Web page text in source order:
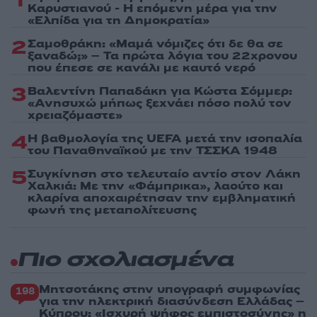
Καρυστιανού - Η επόμενη μέρα για την
«Ελπίδα για τη Δημοκρατία»
2Σαμοθράκη: «Μαμά νόμιζες ότι δε θα σε
ξαναδώ;» – Τα πρώτα λόγια του 22χρονου
που έπεσε σε κανάλι με καυτό νερό
3Βαλεντίνη Παπαδάκη για Κώστα Σόμμερ:
«Ανησυχώ μήπως ξεχνάει πόσο πολύ τον
χρειαζόμαστε»
4Η βαθμολογία της UEFA μετά την ισοπαλία
του Παναθηναϊκού με την ΤΣΣΚΑ 1948
5Συγκίνηση στο τελευταίο αντίο στον Λάκη
Χαλκιά: Με την «Φάμπρικα», λαούτο και
κλαρίνα αποχαιρέτησαν την εμβληματική
φωνή της μεταπολίτευσης
Πιο σχολιασμένα
198 Μητσοτάκης στην υπογραφή συμφωνίας
για την ηλεκτρική διασύνδεση Ελλάδας –
Κύπρου: «Ισχυρή ψήφος εμπιστοσύνης» η